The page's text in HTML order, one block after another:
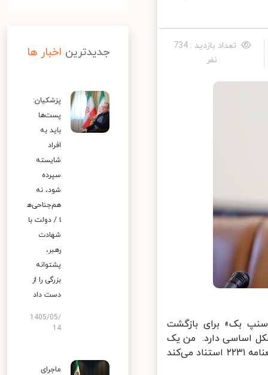
تعداد بازدید : 734
نفر
بک» برای بازگشت
اساسی دارد. من یک
گزارش حقوقی در این زمینه ارائه داده‌ام. اول اینکه آمریکا دارد به بند ۱۰ قطعنامه ۲۲۳۱ استناد می‌کند
جدیدترین اخبار ها
پزشکیان:
پست‌ها
باید به
افراد
شایسته
سپرده
شود، نه
هم‌جناحی‌ه
ا / دولت با
شهادت
رهبر،
پشتوانه
بزرگی را از
دست داد
1405/05/
14
ماجرای